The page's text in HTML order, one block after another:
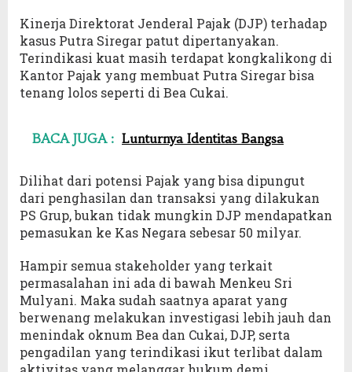
Kinerja Direktorat Jenderal Pajak (DJP) terhadap
kasus Putra Siregar patut dipertanyakan.
Terindikasi kuat masih terdapat kongkalikong di
Kantor Pajak yang membuat Putra Siregar bisa
tenang lolos seperti di Bea Cukai.
BACA JUGA : Lunturnya Identitas Bangsa
Dilihat dari potensi Pajak yang bisa dipungut
dari penghasilan dan transaksi yang dilakukan
PS Grup, bukan tidak mungkin DJP mendapatkan
pemasukan ke Kas Negara sebesar 50 milyar.
Hampir semua stakeholder yang terkait
permasalahan ini ada di bawah Menkeu Sri
Mulyani. Maka sudah saatnya aparat yang
berwenang melakukan investigasi lebih jauh dan
menindak oknum Bea dan Cukai, DJP, serta
pengadilan yang terindikasi ikut terlibat dalam